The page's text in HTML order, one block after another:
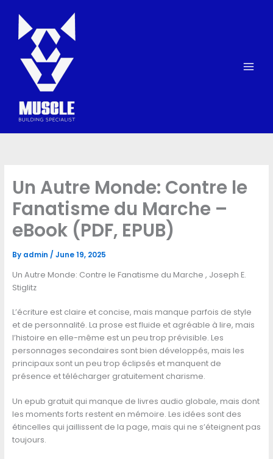
content
Un Autre Monde: Contre le
Fanatisme du Marche –
eBook (PDF, EPUB)
By admin / June 19, 2025
Un Autre Monde: Contre le Fanatisme du Marche , Joseph E.
Stiglitz
L’écriture est claire et concise, mais manque parfois de style
et de personnalité. La prose est fluide et agréable à lire, mais
l’histoire en elle-même est un peu trop prévisible. Les
personnages secondaires sont bien développés, mais les
principaux sont un peu trop éclipsés et manquent de
présence et télécharger gratuitement charisme.
Un epub gratuit qui manque de livres audio globale, mais dont
les moments forts restent en mémoire. Les idées sont des
étincelles qui jaillissent de la page, mais qui ne s’éteignent pas
toujours.